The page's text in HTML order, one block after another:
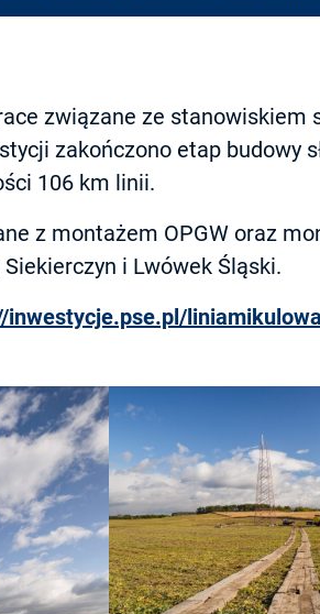
związane ze stanowiskiem
zakończono etap budowy
106 km linii.
z montażem OPGW oraz
i Lwówek Śląski.
inwestycje.pse.pl/